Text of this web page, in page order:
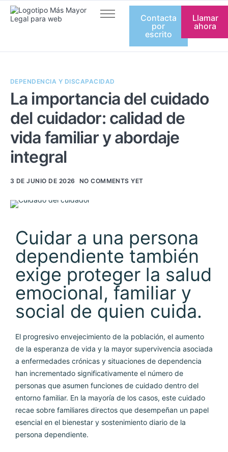
Inicio
Artículos
Equipo
Contacto
Contacta
por
escrito
Llamar
ahora
DEPENDENCIA Y DISCAPACIDAD
La importancia del cuidado
del cuidador: calidad de
vida familiar y abordaje
integral
3 DE JUNIO DE 2026 NO COMMENTS YET
Cuidar a una persona
dependiente también
exige proteger la salud
emocional, familiar y
social de quien cuida.
El progresivo envejecimiento de la población, el aumento
de la esperanza de vida y la mayor supervivencia asociada
a enfermedades crónicas y situaciones de dependencia
han incrementado significativamente el número de
personas que asumen funciones de cuidado dentro del
entorno familiar. En la mayoría de los casos, este cuidado
recae sobre familiares directos que desempeñan un papel
esencial en el bienestar y sostenimiento diario de la
persona dependiente.